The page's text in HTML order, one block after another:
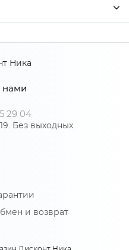
мебель
нами
29 04
Без выходных.
и возврат